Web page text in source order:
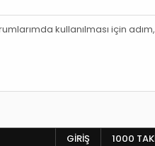
kullanılması için
GIRIŞ 1000